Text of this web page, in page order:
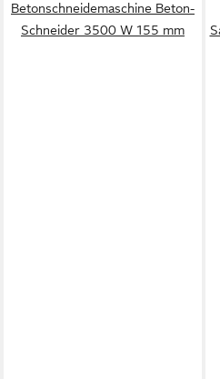
Betonschneidemaschine Beton-
Schneider 3500 W 155 mm